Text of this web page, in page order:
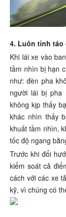
4. Luôn tỉnh
Khi lái xe vào
tầm nhìn bị hạn
như: đèn pha
người lái bị pha
không kịp thấy
khác nhìn thấy
khuất tầm nhìn,
tốc độ ngang
Trước khi đổi
kiểm soát cả
cách với các xe
kỹ, vì chúng có